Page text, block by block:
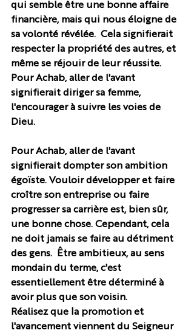
qui semble être une bonne affaire
financière, mais qui nous éloigne de
sa volonté révélée.  Cela signifierait
respecter la propriété des autres, et
même se réjouir de leur réussite.
Pour Achab, aller de l'avant
signifierait diriger sa femme,
l'encourager à suivre les voies de
Dieu.
Pour Achab, aller de l'avant
signifierait dompter son ambition
égoïste. Vouloir développer et faire
croître son entreprise ou faire
progresser sa carrière est, bien sûr,
une bonne chose. Cependant, cela
ne doit jamais se faire au détriment
des gens.  Être ambitieux, au sens
mondain du terme, c'est
essentiellement être déterminé à
avoir plus que son voisin.
Réalisez que la promotion et
l'avancement viennent du Seigneur